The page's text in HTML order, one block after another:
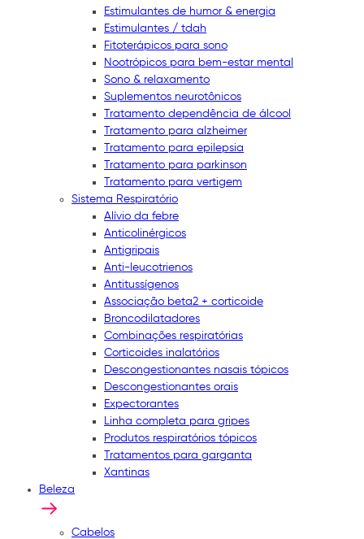
Estimulantes de humor & energia
Estimulantes / tdah
Fitoterápicos para sono
Nootrópicos para bem-estar mental
Sono & relaxamento
Suplementos neurotônicos
Tratamento dependência de álcool
Tratamento para alzheimer
Tratamento para epilepsia
Tratamento para parkinson
Tratamento para vertigem
Sistema Respiratório
Alívio da febre
Anticolinérgicos
Antigripais
Anti-leucotrienos
Antitussígenos
Associação beta2 + corticoide
Broncodilatadores
Combinações respiratórias
Corticoides inalatórios
Descongestionantes nasais tópicos
Descongestionantes orais
Expectorantes
Linha completa para gripes
Produtos respiratórios tópicos
Tratamentos para garganta
Xantinas
Beleza
Cabelos